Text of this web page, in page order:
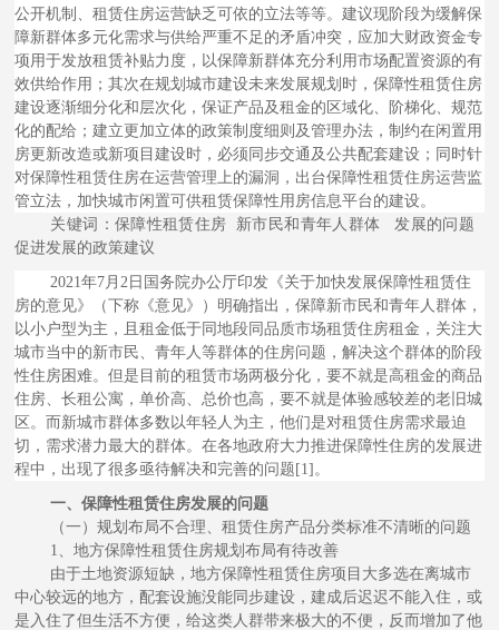
公开机制、租赁住房运营缺乏可依的立法等等。建议现阶段为缓解保
障新群体多元化需求与供给严重不足的矛盾冲突，应加大财政资金专
项用于发放租赁补贴力度，以保障新群体充分利用市场配置资源的有
效供给作用；其次在规划城市建设未来发展规划时，保障性租赁住房
建设逐渐细分化和层次化，保证产品及租金的区域化、阶梯化、规范
化的配给；建立更加立体的政策制度细则及管理办法，制约在闲置用
房更新改造或新项目建设时，必须同步交通及公共配套建设；同时针
对保障性租赁住房在运营管理上的漏洞，出台保障性租赁住房运营监
管立法，加快城市闲置可供租赁保障性用房信息平台的建设。
关键词：保障性租赁住房 新市民和青年人群体 发展的问题
促进发展的政策建议
2021年7月2日国务院办公厅印发《关于加快发展保障性租赁住
房的意见》（下称《意见》）明确指出，保障新市民和青年人群体，
以小户型为主，且租金低于同地段同品质市场租赁住房租金，关注大
城市当中的新市民、青年人等群体的住房问题，解决这个群体的阶段
性住房困难。但是目前的租赁市场两极分化，要不就是高租金的商品
住房、长租公寓，单价高、总价也高，要不就是体验感较差的老旧城
区。而新城市群体多数以年轻人为主，他们是对租赁住房需求最迫
切，需求潜力最大的群体。在各地政府大力推进保障性住房的发展进
程中，出现了很多亟待解决和完善的问题[1]。
一、保障性租赁住房发展的问题
（一）规划布局不合理、租赁住房产品分类标准不清晰的问题
1、地方保障性租赁住房规划布局有待改善
由于土地资源短缺，地方保障性租赁住房项目大多选在离城市
中心较远的地方，配套设施没能同步建设，建成后迟迟不能入住，或
是入住了但生活不方便，给这类人群带来极大的不便，反而增加了他